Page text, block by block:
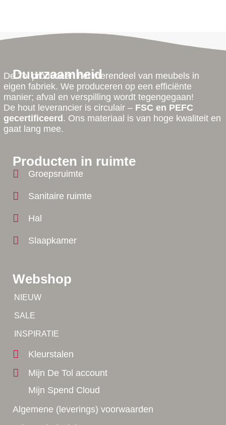
Webshop
NIEUW
SALE
INSPIRATIE
Kleurstalen
Mijn De Tol account
Mijn Spend Cloud
Algemene (leverings) voorwaarden
Producten in ruimte
Groepsruimte
Sanitaire ruimte
Hal
Slaapkamer
Duurzaamheid
De Tol produceert het merendeel van meubels in
eigen fabriek. We produceren op een efficiënte
manier; afval en verspilling wordt tegengegaan!
De hout leverancier is circulair – FSC en PEFC
gecertificeerd . Ons materiaal is van hoge kwaliteit en
gaat lang mee.